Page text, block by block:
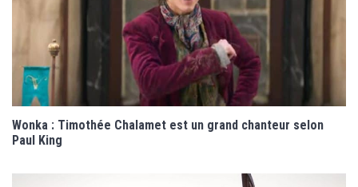
Wonka : Timothée Chalamet est un grand chanteur selon
Paul King